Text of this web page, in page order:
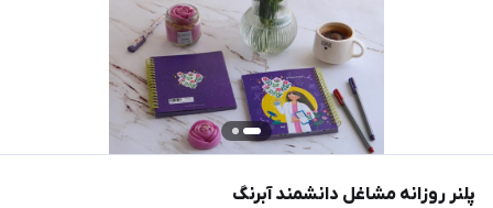
پلنر روزانه مشاغل دانشمند آبرنگ